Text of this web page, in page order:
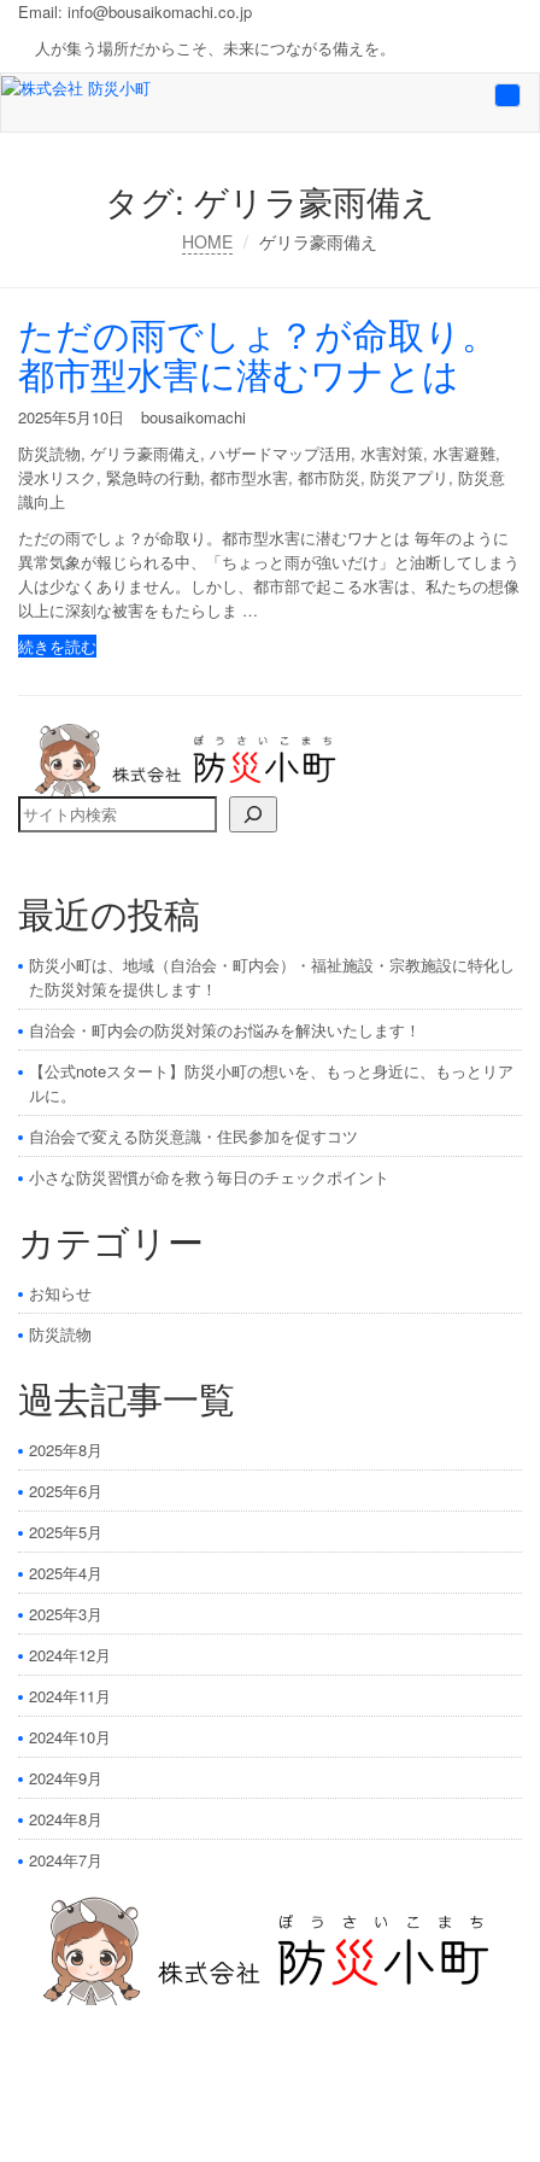
Email: info@bousaikomachi.co.jp
人が集う場所だからこそ、未来につながる備えを。
タグ: ゲリラ豪雨備え
HOME ゲリラ豪雨備え
ただの雨でしょ？が命取り。
都市型水害に潜むワナとは
2025年5月10日
bousaikomachi
防災読物, ゲリラ豪雨備え , ハザードマップ活用, 水害対策, 水害避難,
浸水リスク, 緊急時の行動, 都市型水害, 都市防災, 防災アプリ , 防災意
識向上
ただの雨でしょ？が命取り。都市型水害に潜むワナとは 毎年のように
異常気象が報じられる中、「ちょっと雨が強いだけ」と油断してしまう
人は少なくありません。しかし、都市部で起こる水害は、私たちの想像
以上に深刻な被害をもたらしま …
続きを読む
検索
最近の投稿
防災小町は、地域（自治会・町内会）・福祉施設・宗教施設に特化し
た防災対策を提供します！
自治会・町内会の防災対策のお悩みを解決いたします！
【公式noteスタート】防災小町の想いを、もっと身近に、もっとリア
ルに。
自治会で変える防災意識・住民参加を促すコツ
小さな防災習慣が命を救う毎日のチェックポイント
カテゴリー
お知らせ
防災読物
過去記事一覧
2025年8月
2025年6月
2025年5月
2025年4月
2025年3月
2024年12月
2024年11月
2024年10月
2024年9月
2024年8月
2024年7月